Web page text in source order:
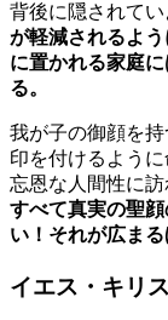
背後に隠されてい
が軽減されるよ
に置かれる家庭
る。
我が子の御顔を
印を付けるよう
忘恩な人間性に訪
すべて真実の聖
い！それが広まる
イエス・キリ